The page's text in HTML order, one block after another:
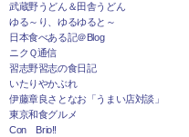
武蔵野うどん＆田舎うどん
ゆる～り、ゆるゆると～
日本食べある記＠Blog
ニクＱ通信
習志野習志の食日記
いたりやかぶれ
伊藤章良さとなお「うまい店対談」
東京和食グルメ
Con Brio!!